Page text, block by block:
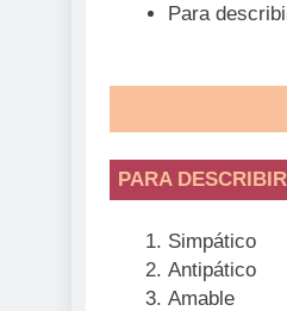
Para
PARA
Simpático
Antipático
Amable